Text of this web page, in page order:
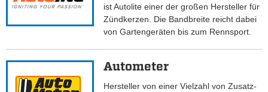
ist Autolite einer der großen Hersteller für
Zündkerzen. Die Bandbreite reicht dabei
von Gartengeräten bis zum Rennsport.
Autometer
Hersteller von einer Vielzahl von Zusatz-